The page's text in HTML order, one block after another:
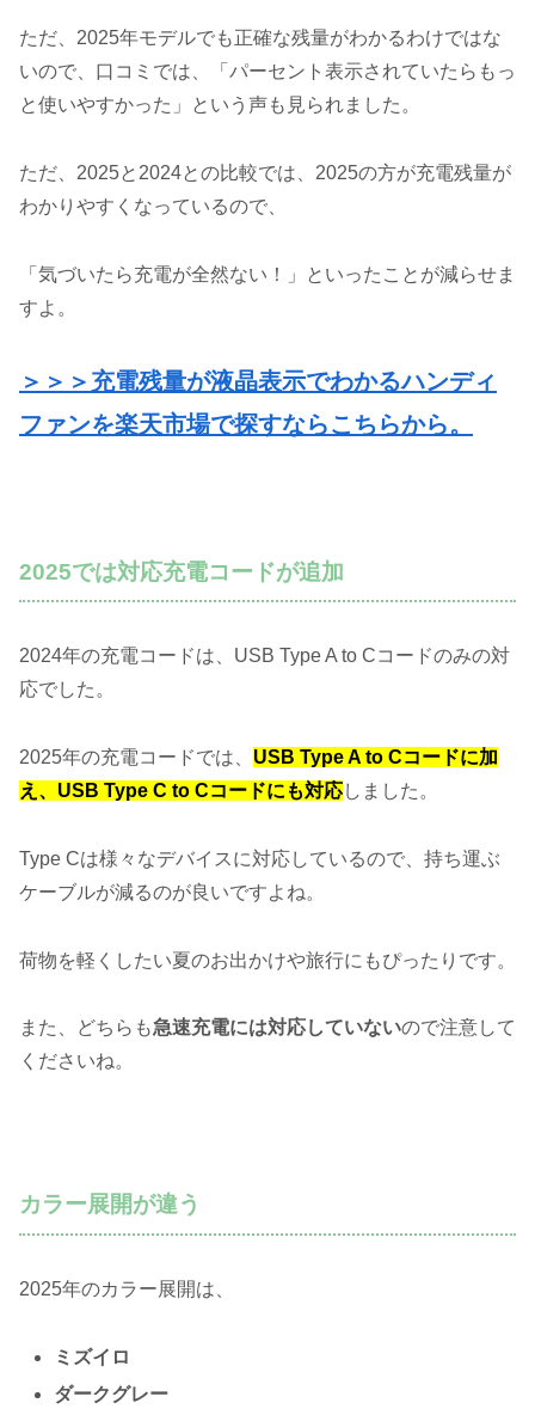
ただ、2025年モデルでも正確な残量がわかるわけではな
いので、口コミでは、「パーセント表示されていたらもっ
と使いやすかった」という声も見られました。
ただ、2025と2024との比較では、2025の方が充電残量が
わかりやすくなっているので、
「気づいたら充電が全然ない！」といったことが減らせま
すよ。
＞＞＞充電残量が液晶表示でわかるハンディ
ファンを楽天市場で探すならこちらから。
2025では対応充電コードが追加
2024年の充電コードは、USB Type A to Cコードのみの対
応でした。
2025年の充電コードでは、 USB Type A to Cコードに加
え、USB Type C to Cコードにも対応しました。
Type Cは様々なデバイスに対応しているので、持ち運ぶ
ケーブルが減るのが良いですよね。
荷物を軽くしたい夏のお出かけや旅行にもぴったりです。
また、どちらも急速充電には対応していないので注意して
くださいね。
カラー展開が違う
2025年のカラー展開は、
ミズイロ
ダークグレー